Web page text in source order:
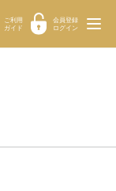
ご利用
ガイド
会員登録
ログイン